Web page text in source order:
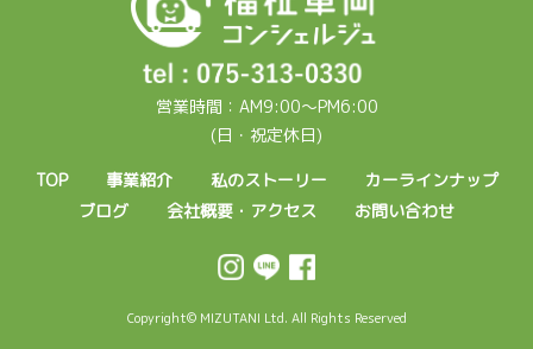
営業時間：AM9:00～PM6:00
(日・祝定休日)
TOP
事業紹介 私のストーリー
カーラインナップ
ブログ
会社概要・アクセス お問い合わせ
Copyright© MIZUTANI Ltd. All Rights Reserved